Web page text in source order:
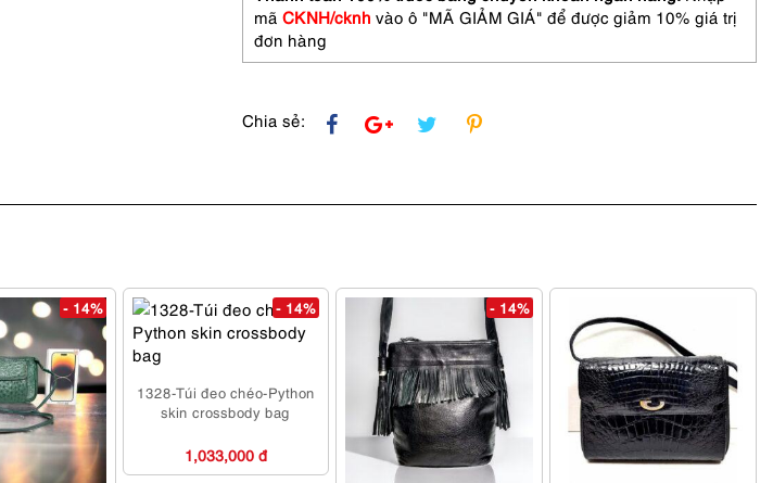
leather
tote
bag-
số
mã CKNH/cknh vào ô "MÃ GIẢM GIÁ" để được giảm 10% giá trị
đơn hàng
Chia sẻ:
- 14% - 14%
1328-Túi đeo chéo-Python
skin crossbody bag
1,033,000 đ
- 14%